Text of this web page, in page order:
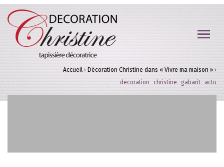
Accueil › Décoration Christine dans « Vivre ma maison » ›
decoration_christine_gabarit_actu